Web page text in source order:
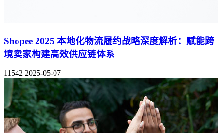
Shopee 2025 本地化物流履约战略深度解析：赋能跨
境卖家构建高效供应链体系
11542 2025-05-07